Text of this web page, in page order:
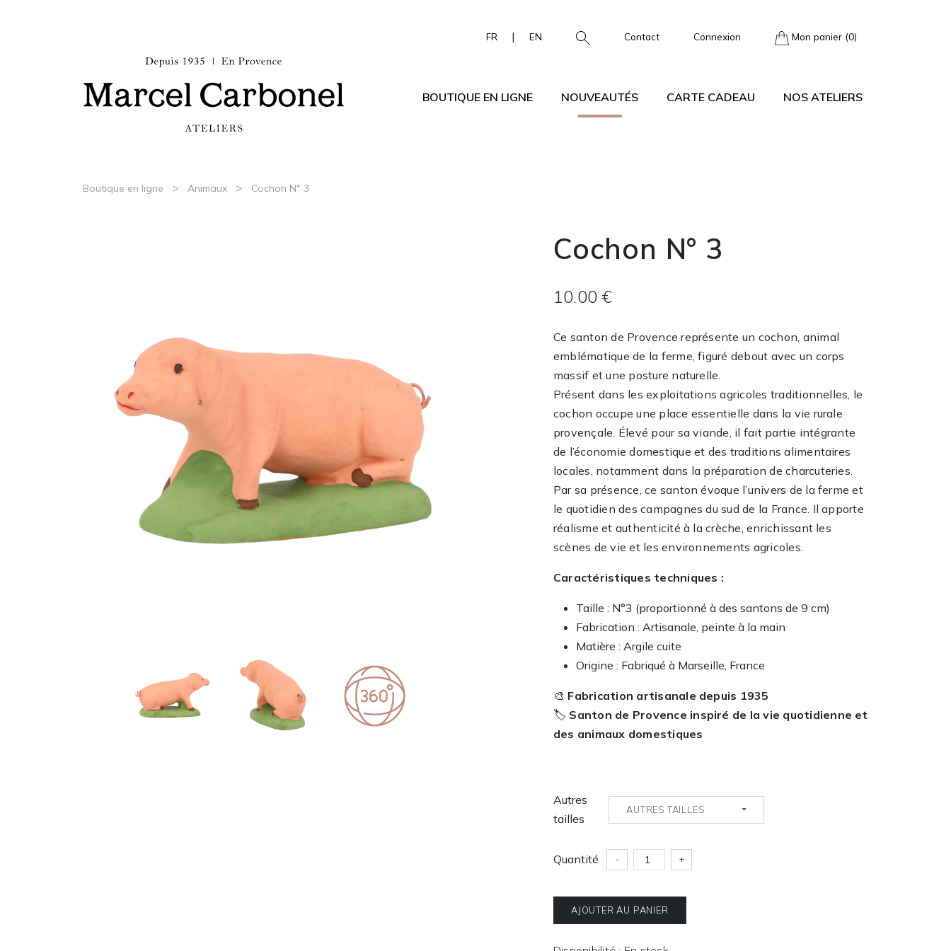
FR | EN Contact Connexion Mon panier (0)
BOUTIQUE EN LIGNE NOUVEAUTÉS CARTE CADEAU NOS ATELIERS
Boutique en ligne > Animaux > Cochon N° 3
Cochon N° 3
10.00 €
Ce santon de Provence représente un cochon, animal
emblématique de la ferme, figuré debout avec un corps
massif et une posture naturelle.
Présent dans les exploitations agricoles traditionnelles, le
cochon occupe une place essentielle dans la vie rurale
provençale. Élevé pour sa viande, il fait partie intégrante
de l’économie domestique et des traditions alimentaires
locales, notamment dans la préparation de charcuteries.
Par sa présence, ce santon évoque l’univers de la ferme et
le quotidien des campagnes du sud de la France. Il apporte
réalisme et authenticité à la crèche, enrichissant les
scènes de vie et les environnements agricoles.
Caractéristiques techniques :
Taille : N°3 (proportionné à des santons de 9 cm)
Fabrication : Artisanale, peinte à la main
Matière : Argile cuite
Origine : Fabriqué à Marseille, France
🎨 Fabrication artisanale depuis 1935
🏷️ Santon de Provence inspiré de la vie quotidienne et
des animaux domestiques
Autres
tailles
AUTRES TAILLES
Quantité - +
AJOUTER AU PANIER